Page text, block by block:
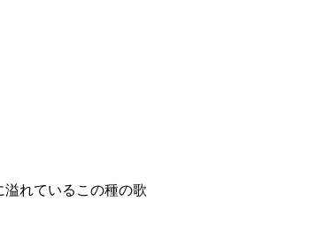
れているこの種の歌